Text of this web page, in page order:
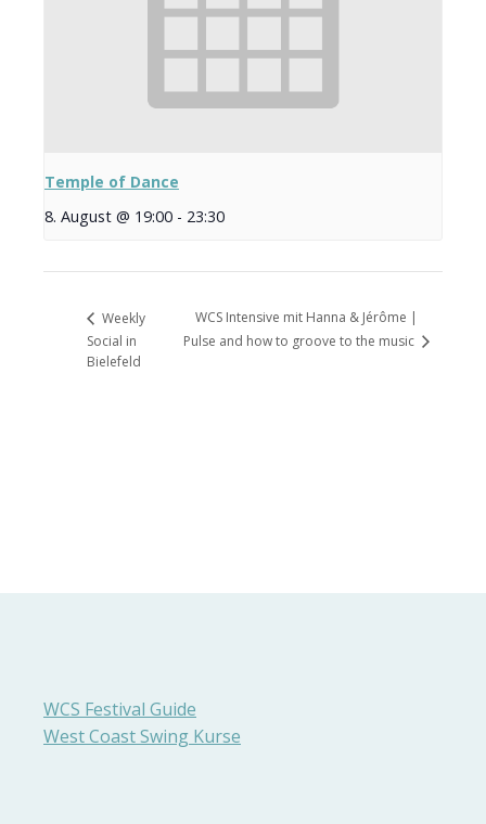
Temple of Dance
8. August @ 19:00 - 23:30
Weekly
Social in
Bielefeld
WCS Intensive mit Hanna & Jérôme |
Pulse and how to groove to the music
WCS Festival Guide
West Coast Swing Kurse